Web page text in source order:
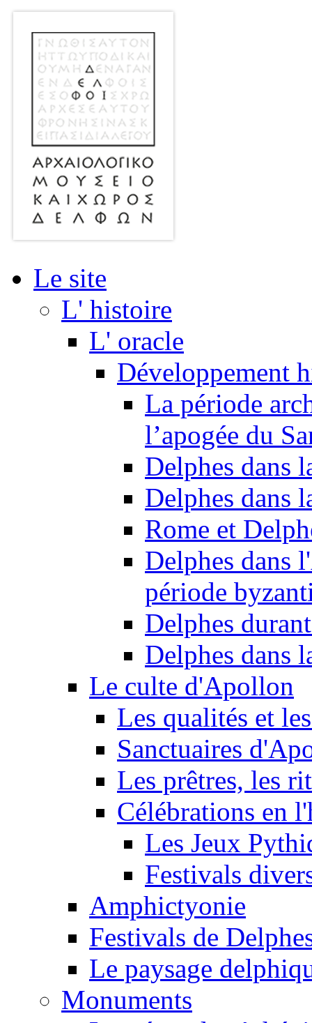
Le site
L' histoire
L' oracle
Développement
La période
l’apogée du
Delphes dans
Delphes dans
Rome et
Delphes dans
période
Delphes
Delphes dans
Le culte d'Apollon
Les qualités et
Sanctuaires
Les prêtres, les
Célébrations en
Les Jeux
Festivals
Amphictyonie
Festivals de
Le paysage
Monuments